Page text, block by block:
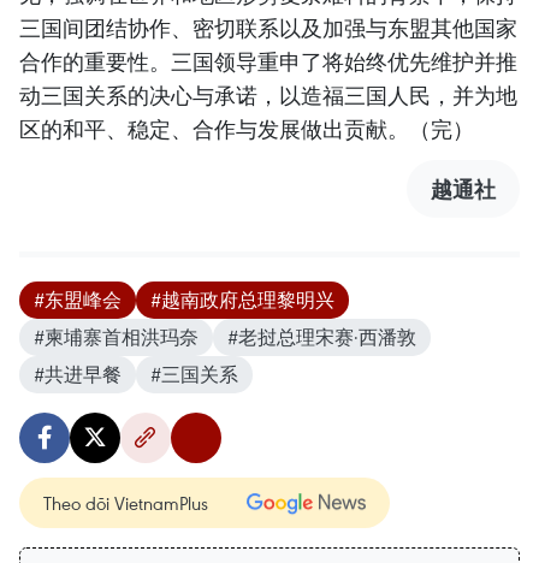
三国间团结协作、密切联系以及加强与东盟其他国家
合作的重要性。三国领导重申了将始终优先维护并推
动三国关系的决心与承诺，以造福三国人民，并为地
区的和平、稳定、合作与发展做出贡献。（完）
越通社
#东盟峰会
#越南政府总理黎明兴
#柬埔寨首相洪玛奈
#老挝总理宋赛·西潘敦
#共进早餐
#三国关系
Theo dõi VietnamPlus